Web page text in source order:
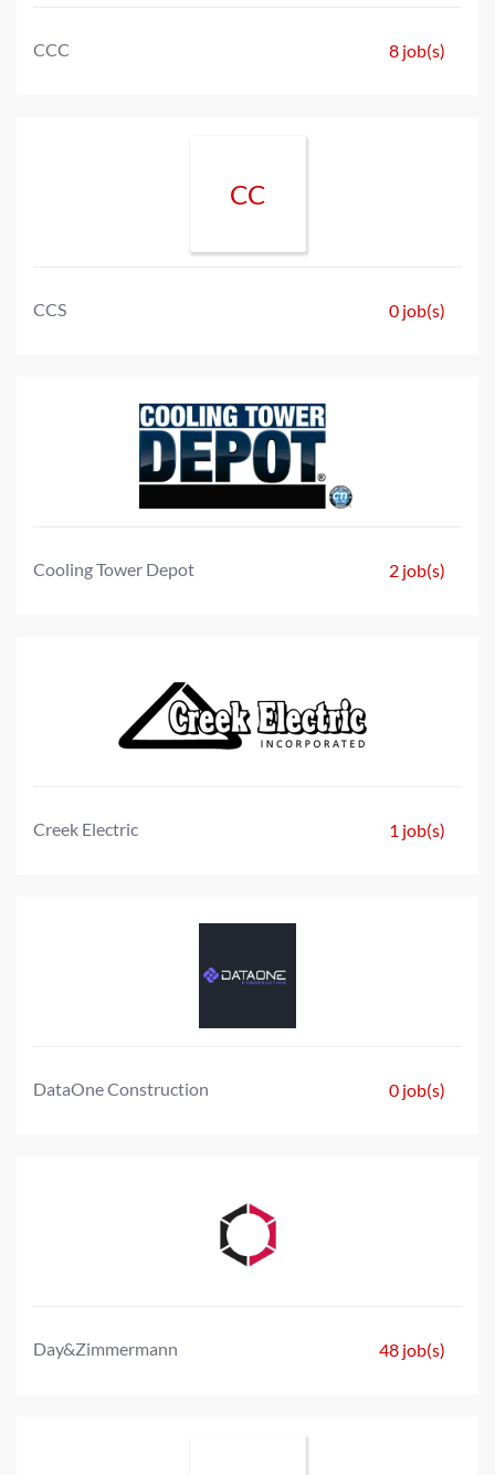
CCC 8 job(s)
CC
CCS 0 job(s)
Cooling Tower Depot 2 job(s)
Creek Electric 1 job(s)
DataOne Construction 0 job(s)
Day&Zimmermann 48 job(s)